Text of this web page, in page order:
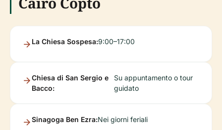
La Chiesa Sospesa:9:00–17:00
Chiesa di San Sergio e
Bacco:
Su appuntamento o tour
guidato
Sinagoga Ben Ezra:Nei giorni feriali